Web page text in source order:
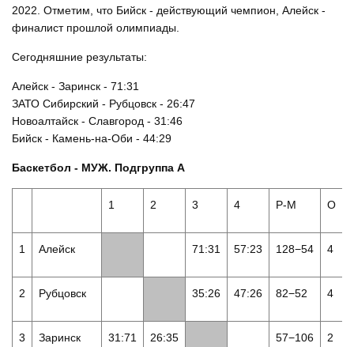
2022. Отметим, что Бийск - действующий чемпион, Алейск -
финалист прошлой олимпиады.
Сегодняшние результаты:
Алейск - Заринск - 71:31
ЗАТО Сибирский - Рубцовск - 26:47
Новоалтайск - Славгород - 31:46
Бийск - Камень-на-Оби - 44:29
Баскетбол - МУЖ. Подгруппа А
1 2 3 4 Р-М О
1 Алейск 71:31 57:23 128−54 4
2 Рубцовск 35:26 47:26 82−52 4
3 Заринск 31:71 26:35 57−106 2